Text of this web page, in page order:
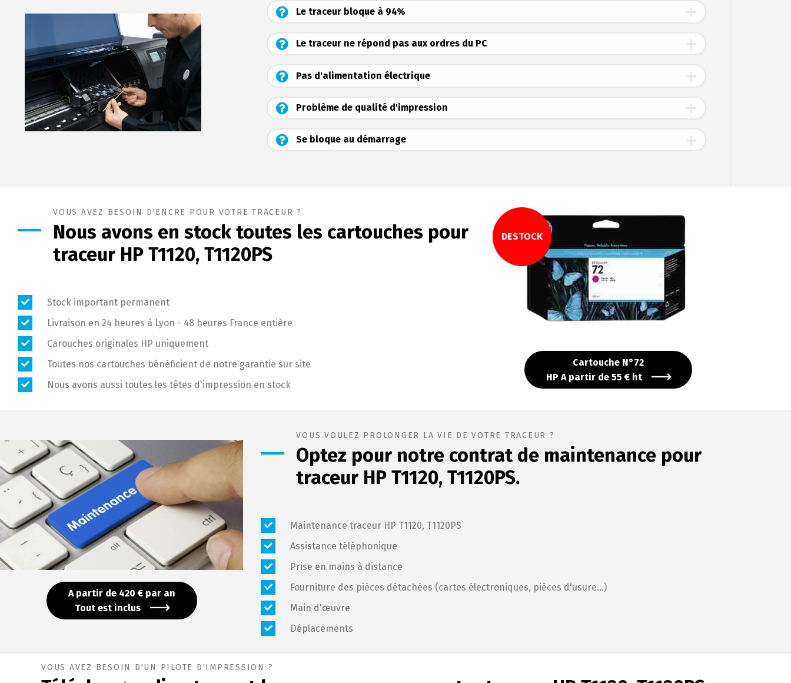
Le traceur bloque à 94%
Le traceur ne répond pas aux ordres du PC
Pas d'alimentation électrique
Problème de qualité d'impression
Se bloque au démarrage
VOUS AVEZ BESOIN D'ENCRE POUR VOTRE TRACEUR ?
Nous avons en stock toutes les cartouches pour
traceur HP T1120, T1120PS
Stock important permanent
Livraison en 24 heures à Lyon - 48 heures France entière
Carouches originales HP uniquement
Toutes nos cartouches bénéficient de notre garantie sur site
Nous avons aussi toutes les têtes d'impression en stock
DESTOCK
Cartouche N°72
HP A partir de 55 € ht
A partir de 420 € par an
Tout est inclus
VOUS VOULEZ PROLONGER LA VIE DE VOTRE TRACEUR ?
Optez pour notre contrat de maintenance pour
traceur HP T1120, T1120PS.
Maintenance traceur HP T1120, T1120PS
Assistance téléphonique
Prise en mains à distance
Fourniture des pièces détachées (cartes électroniques, pièces d'usure...)
Main d'œuvre
Déplacements
VOUS AVEZ BESOIN D'UN PILOTE D'IMPRESSION ?